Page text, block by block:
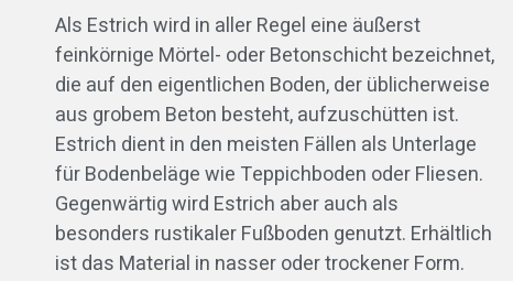
Als Estrich wird in aller Regel eine äußerst
feinkörnige Mörtel- oder Betonschicht bezeichnet,
die auf den eigentlichen Boden, der üblicherweise
aus grobem Beton besteht, aufzuschütten ist.
Estrich dient in den meisten Fällen als Unterlage
für Bodenbeläge wie Teppichboden oder Fliesen.
Gegenwärtig wird Estrich aber auch als
besonders rustikaler Fußboden genutzt. Erhältlich
ist das Material in nasser oder trockener Form.